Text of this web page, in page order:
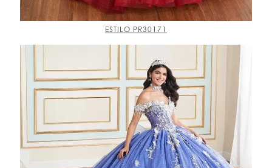
ESTILO PR30171